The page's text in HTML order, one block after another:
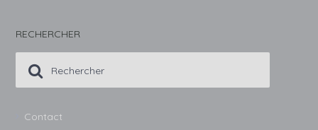
RECHERCHER
Contact